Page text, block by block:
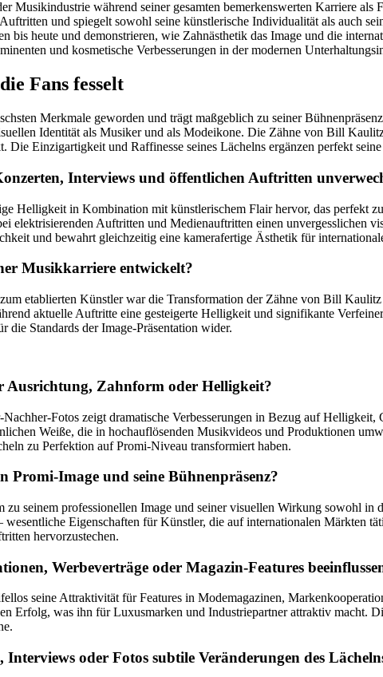
Musikindustrie während seiner gesamten bemerkenswerten Karriere
und spiegelt sowohl seine künstlerische Individualität als auch
bis heute und demonstrieren, wie Zahnästhetik das Image und die
und kosmetische Verbesserungen in der modernen
Fans fesselt
Merkmale geworden und trägt maßgeblich zu seiner
Identität als Musiker und als Modeikone. Die Zähne von Bill
Die Einzigartigkeit und Raffinesse seines Lächelns ergänzen perfekt
Interviews und öffentlichen Auftritten
Helligkeit in Kombination mit künstlerischem Flair hervor, das perfekt
elektrisierenden Auftritten und Medienauftritten einen unvergesslichen
und bewahrt gleichzeitig eine kamerafertige Ästhetik für
Musikkarriere entwickelt?
etablierten Künstler war die Transformation der Zähne von Bill
aktuelle Auftritte eine gesteigerte Helligkeit und signifikante
die Standards der Image-Präsentation wider.
Ausrichtung, Zahnform oder Helligkeit?
Fotos zeigt dramatische Verbesserungen in Bezug auf
Weiße, die in hochauflösenden Musikvideos und Produktionen
zu Perfektion auf Promi-Niveau transformiert haben.
Promi-Image und seine Bühnenpräsenz?
seinem professionellen Image und seiner visuellen Wirkung sowohl
wesentliche Eigenschaften für Künstler, die auf internationalen
hervorzustechen.
Werbeverträge oder Magazin-Features
seine Attraktivität für Features in Modemagazinen,
Erfolg, was ihn für Luxusmarken und Industriepartner attraktiv
oder Fotos subtile Veränderungen des